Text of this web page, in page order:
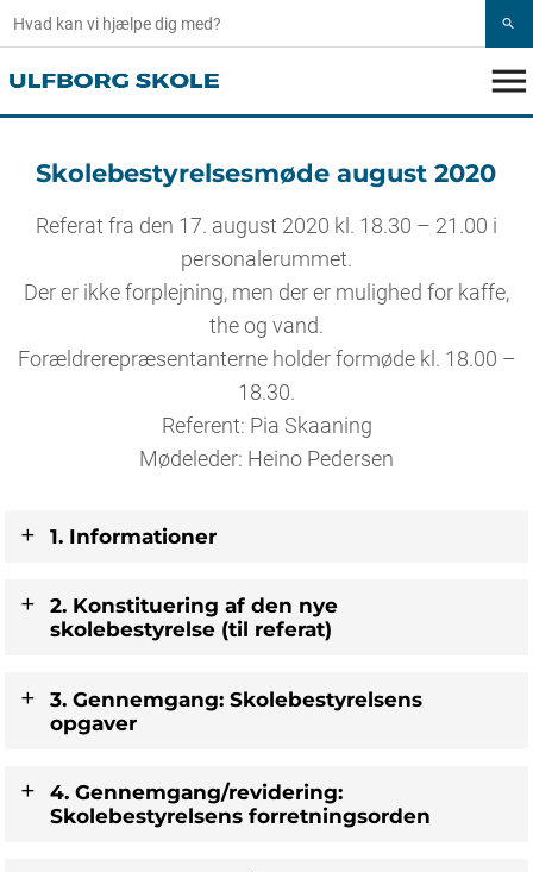
search
menu
Skolebestyrelsesmøde august 2020
Referat fra den 17. august 2020 kl. 18.30 – 21.00 i
personalerummet.
Der er ikke forplejning, men der er mulighed for kaffe,
the og vand.
Forældrerepræsentanterne holder formøde kl. 18.00 –
18.30.
Referent: Pia Skaaning
Mødeleder: Heino Pedersen
1. Informationer
2. Konstituering af den nye
skolebestyrelse (til referat)
​3. Gennemgang: Skolebestyrelsens
opgaver
4. Gennemgang/revidering:
Skolebestyrelsens forretningsorden